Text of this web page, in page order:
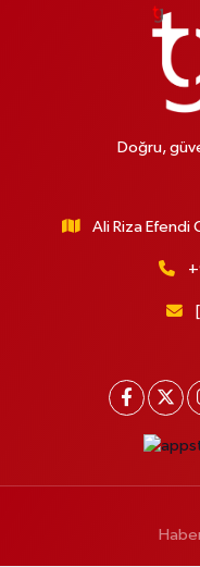
Doğru,
Ali Riza Efendi
Haber